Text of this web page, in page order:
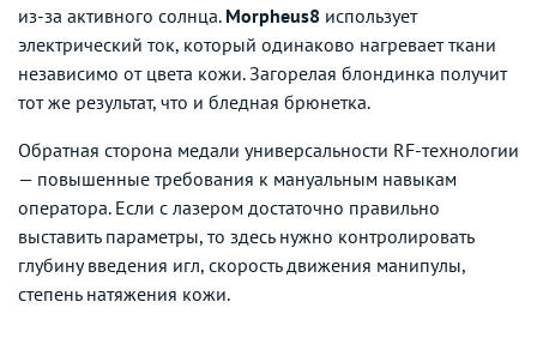
из-за активного солнца. Morpheus8 использует
электрический ток, который одинаково нагревает ткани
независимо от цвета кожи. Загорелая блондинка получит
тот же результат, что и бледная брюнетка.
Обратная сторона медали универсальности RF-технологии
— повышенные требования к мануальным навыкам
оператора. Если с лазером достаточно правильно
выставить параметры, то здесь нужно контролировать
глубину введения игл, скорость движения манипулы,
степень натяжения кожи.